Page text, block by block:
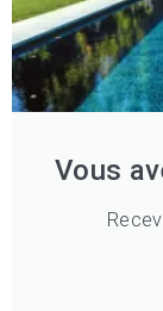
Vous